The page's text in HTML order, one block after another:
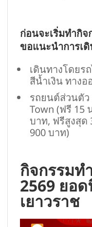
ก่อนจะเริ่มทำกิจ
ขอแนะนำการเ
เดินทางโดยร
สีน้ำเงิน ทางอ
รถยนต์ส่วนตัว
Town (ฟรี 15
บาท, ฟรีสูงสุด
900 บาท)
กิจกรรม
2569 ยอ
เยาวราช